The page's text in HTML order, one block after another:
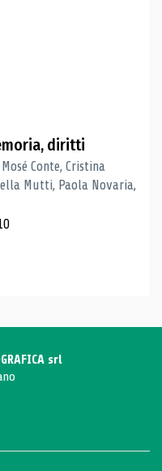
diritti
Conte, Cristina
Mutti, Paola Novaria,
srl